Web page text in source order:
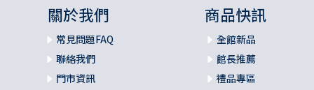
關於我們
常見問題FAQ
聯絡我們
門市資訊
商品快訊
全館新品
館長推薦
禮品專區